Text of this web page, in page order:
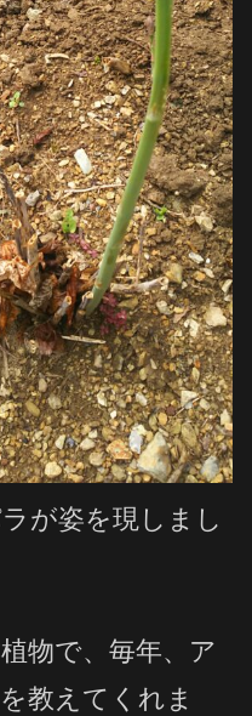
が姿を現しまし
物で、毎年、ア
教えてくれま